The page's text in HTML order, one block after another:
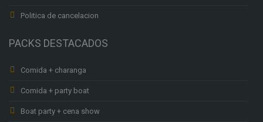
Politica de cancelacion
PACKS DESTACADOS
Comida + charanga
Comida + party boat
Boat party + cena show